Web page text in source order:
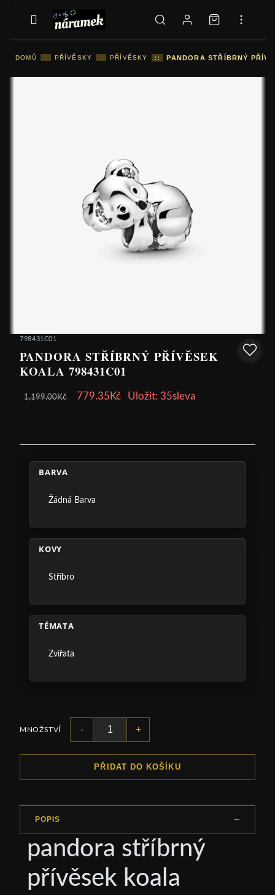
DOMŮ :: PŘÍVĚSKY :: PŘÍVĚSKY :: PANDORA STŘÍBRNÝ
798431C01
PANDORA STŘÍBRNÝ PŘÍVĚSEK
KOALA 798431C01
1,199.00Kč 779.35Kč Uložit: 35sleva
BARVA
Žádná Barva
KOVY
Stříbro
TÉMATA
Zvířata
MNOŽSTVÍ - +
PŘIDAT DO KOŠÍKU
POPIS
pandora stříbrný
přívěsek koala